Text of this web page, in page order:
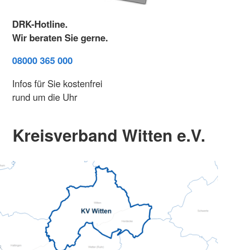
DRK-Hotline.
Wir beraten Sie gerne.
08000 365 000
Infos für Sie kostenfrei
rund um die Uhr
Kreisverband Witten e.V.